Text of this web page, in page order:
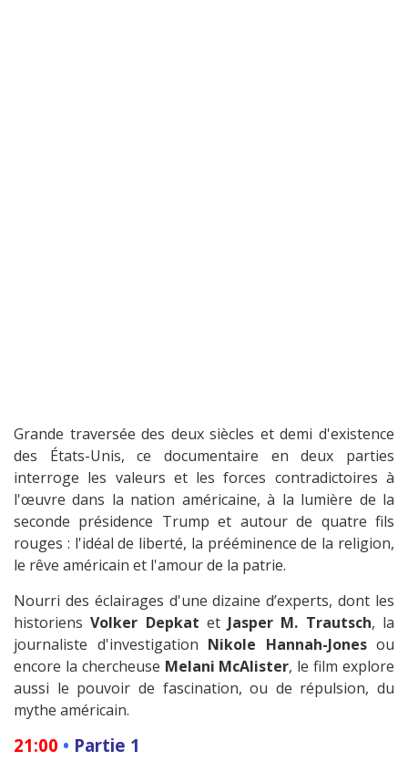
Grande traversée des deux siècles et demi d'existence
des États-Unis, ce documentaire en deux parties
interroge les valeurs et les forces contradictoires à
l'œuvre dans la nation américaine, à la lumière de la
seconde présidence Trump et autour de quatre fils
rouges : l'idéal de liberté, la prééminence de la religion,
le rêve américain et l'amour de la patrie.
Nourri des éclairages d'une dizaine d’experts, dont les
historiensVolker Depkat et Jasper M. Trautsch, la
journaliste d'investigation Nikole Hannah-Jonesou
encore la chercheuse Melani McAlister, le film explore
aussi le pouvoir de fascination, ou de répulsion, du
mythe américain.
21:00 • Partie 1